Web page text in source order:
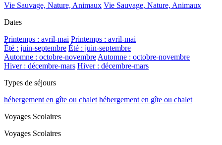
Vie Sauvage, Nature, Animaux Vie Sauvage, Nature, Animaux
Dates
Printemps : avril-mai Printemps : avril-mai
Été : juin-septembre Été : juin-septembre
Automne : octobre-novembre Automne : octobre-novembre
Hiver : décembre-mars Hiver : décembre-mars
Types de séjours
hébergement en gîte ou chalet hébergement en gîte ou chalet
Voyages Scolaires
Voyages Scolaires